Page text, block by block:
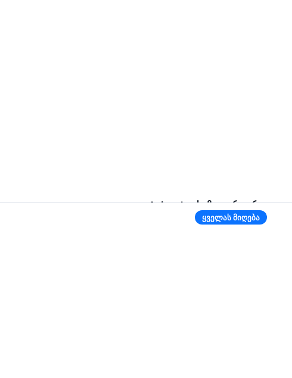
Aviasales საზღვარგარეთ
ყველას მიღება